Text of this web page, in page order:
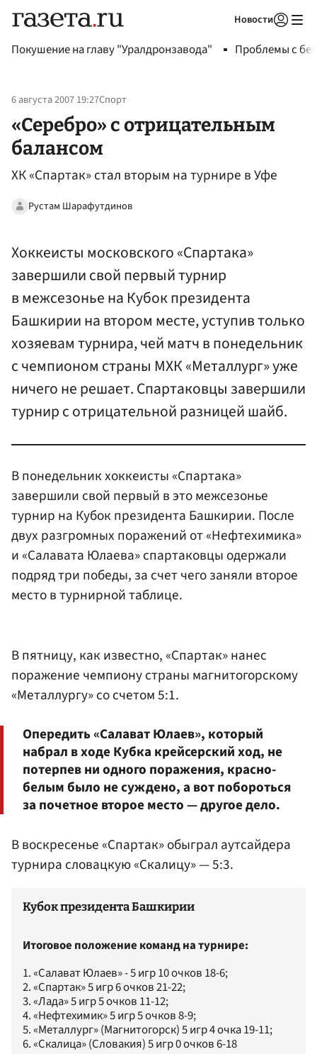
Новости
Покушение на главу "Уралдронзавода" Проблемы с
6 августа 2007 19:27Спорт
«Серебро» с отрицательным
балансом
ХК «Спартак» стал вторым на турнире в Уфе
Рустам Шарафутдинов
Хоккеисты московского «Спартака»
завершили свой первый турнир
в межсезонье на Кубок президента
Башкирии на втором месте, уступив только
хозяевам турнира, чей матч в понедельник
с чемпионом страны МХК «Металлург» уже
ничего не решает. Спартаковцы завершили
турнир с отрицательной разницей шайб.
В понедельник хоккеисты «Спартака»
завершили свой первый в это межсезонье
турнир на Кубок президента Башкирии. После
двух разгромных поражений от «Нефтехимика»
и «Салавата Юлаева» спартаковцы одержали
подряд три победы, за счет чего заняли второе
место в турнирной таблице.
В пятницу, как известно, «Спартак» нанес
поражение чемпиону страны магнитогорскому
«Металлургу» со счетом 5:1.
Опередить «Салават Юлаев», который
набрал в ходе Кубка крейсерский ход, не
потерпев ни одного поражения, красно-
белым было не суждено, а вот побороться
за почетное второе место — другое дело.
В воскресенье «Спартак» обыграл аутсайдера
турнира словацкую «Скалицу» — 5:3.
Кубок президента Башкирии
Итоговое положение команд на турнире:
1. «Салават Юлаев» - 5 игр 10 очков 18-6;
2. «Спартак» 5 игр 6 очков 21-22;
3. «Лада» 5 игр 5 очков 11-12;
4. «Нефтехимик» 5 игр 5 очков 8-9;
5. «Металлург» (Магнитогорск) 5 игр 4 очка 19-11;
6. «Скалица» (Словакия) 5 игр 0 очков 6-18